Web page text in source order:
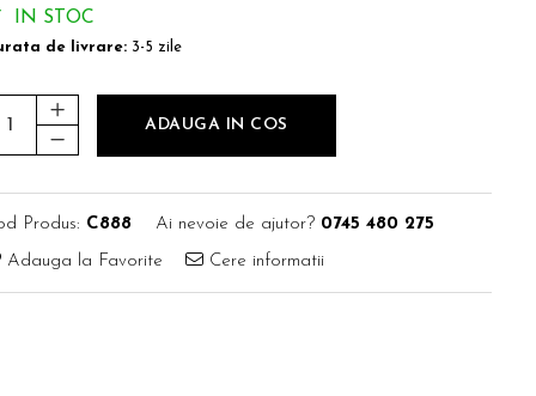
IN STOC
de livrare: 3-5 zile
ADAUGA IN COS
Produs: C888 Ai nevoie de ajutor? 0745 480 275
Adauga la Favorite Cere informatii